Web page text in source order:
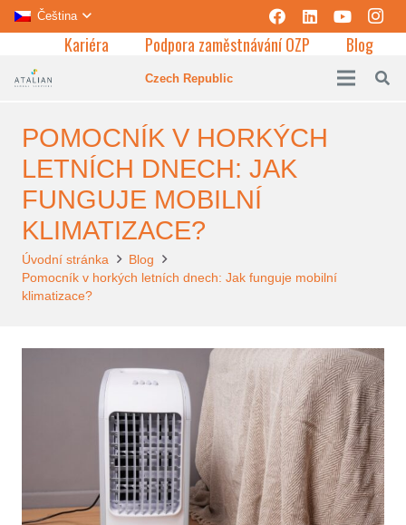
Čeština
Kariéra Podpora zaměstnávání OZP Blog
Czech Republic
POMOCNÍK V HORKÝCH
LETNÍCH DNECH: JAK
FUNGUJE MOBILNÍ
KLIMATIZACE?
Úvodní stránka
Blog
Pomocník v horkých letních dnech: Jak funguje mobilní
klimatizace?